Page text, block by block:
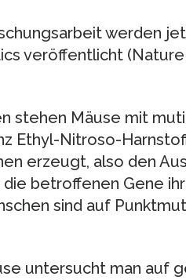
werden
veröffentlicht (Nature
stehen Mäuse mit
Ethyl-Nitroso-
erzeugt, also den
die betroffenen Gene
sind auf
untersucht man auf